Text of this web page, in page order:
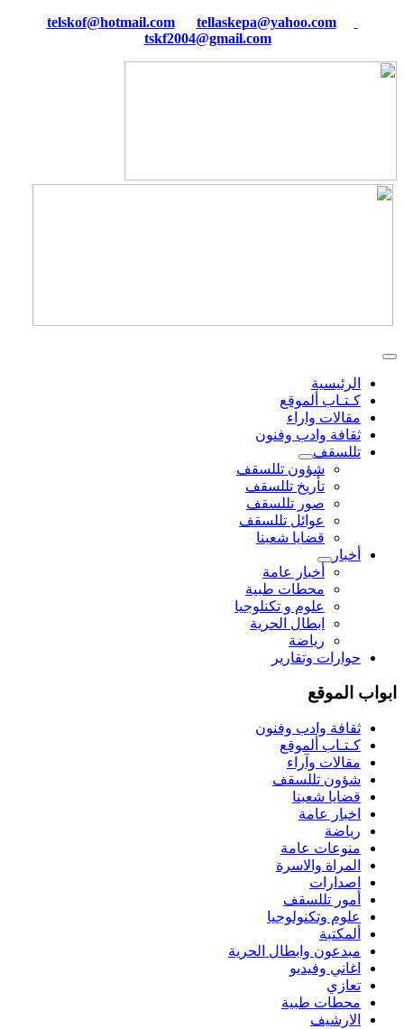
tellaskepa@yahoo.com
tskf2004@gmail.com
الرئيسية
كـتـاب ألموقع
مقالات واراء
ثقافة وادب وفنون
تللسقف
شؤون تللسقف
تأريخ تللسقف
صور تللسقف
عوائل تللسقف
قضايا شعبنا
أخبار
أخبار عامة
محطات طبية
علوم و تکنلوجیا
ابطال الحرية
رياضة
حوارات وتقارير
ابواب الموقع
ثقافة وادب وفنون
كـتـاب ألموقع
مقالات وآراء
شؤون تللسقف
قضايا شعبنا
اخبار عامة
رياضة
منوعات عامة
المراة والاسرة
اصدارات
أمور تللسقف
علوم وتكنولوجيا
ألمكتبة
مبدعون وابطال الحرية
اغاني وفيديو
تعازي
محطات طبية
الارشيف